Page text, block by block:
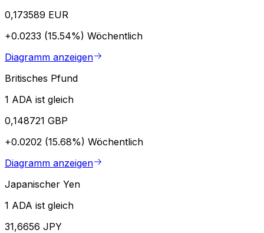
0,173589 EUR
+0.0233 (15.54%) Wöchentlich
Diagramm anzeigen
Britisches Pfund
1 ADA ist gleich
0,148721 GBP
+0.0202 (15.68%) Wöchentlich
Diagramm anzeigen
Japanischer Yen
1 ADA ist gleich
31,6656 JPY